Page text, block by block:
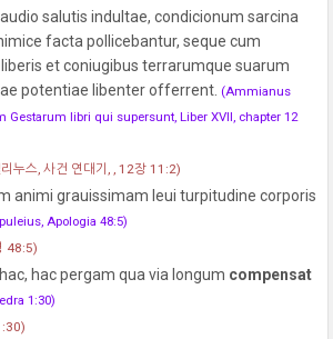
salutis indultae, condicionum sarcina
facta pollicebantur, seque cum
et coniugibus terrarumque suarum
potentiae libenter offerrent. (Ammianus
Gestarum libri qui supersunt, Liber XVII, chapter 12
누스, 사건 연대기, , 12장 11:2)
animi grauissimam leui turpitudine corporis
Apologia 48:5)
48:5)
hac pergam qua via longum compensat
1:30)